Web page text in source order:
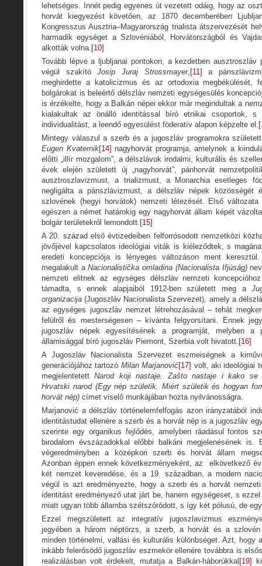
lehetséges. Innét pedig egyenes út vezetett odáig, hogy az
horvát kiegyezést követően, az 1870 decemberében
Kongresszus Ausztria–Magyarország trialista átszervezését
harmadik egységet a Szlovéniából, Horvátországból és
alkották volna. [10]
Tovább lépve a ljubljanai pontokon, a kezdetben
végül szakítóJosip Juraj Strossmayer, [11]
a
meghirdette a katolicizmus és az ortodoxia megbékülését,
bolgárokat is beleértő délszláv nemzeti egységesülés
is érzékelte, hogy a Balkán népei ekkor már megindultak a
kialakultak az önálló identitással bíró etnikai csoportok, s
individualitást, a leendő egyesülést föderatív alapon képzelte el.
Mintegy válaszul a szerb és a jugoszláv programokra
Eugen Kvaternik[14] nagyhorvát programja, amelynek a
előtti „illír mozgalom”, a délszlávok irodalmi, kulturális és
évek elején született új „nagyhorvát”, pánhorvát
ausztroszlavizmust, a trializmust, a Monarchia esetleges
negligálta a pánszlávizmust, a délszláv népek
szlovének (hegyi horvátok) nemzeti létezését. Első változata
egészen a német határokig egy nagyhorvát állam képét
bolgár területekről lemondott. [15]
A 20. század első évtizedeiben felforrósodott nemzetközi
jövőjével kapcsolatos ideológiai viták is kiéleződtek, s
eredeti koncepciója is lényeges változáson ment keresztül.
megalakult aNacionalistička omladina (Nacionalista Ifjúság)
nemzeti elitnek az egységes délszláv nemzeti
támadta, s ennek alapjaiból 1912-ben született meg a
organizacija(Jugoszláv Nacionalista Szervezet), amely a
az egységes jugoszláv nemzet létrehozásával – tehát
felülről és mesterségesen – kívánta felgyorsítani. Ennek
jugoszláv népek egyesítésének a programját, melyben a
államisággal bíró jugoszláv Piemont, Szerbia volt hivatott. [16]
A Jugoszláv Nacionalista Szervezet eszmeiségnek a
generációjához tartozó Milan Marjanović[17] volt, aki ideológiai
megjelentetettNarod koji nastaje. Zašto nastaje i kako se
Hrvatski narod (Egy nép születik. Miért születik és hogyan
horvát nép) címet viselő munkájában hozta nyilvánosságra.
Marjanović a délszláv történelemfelfogás azon irányzatából
identitástudat ellenére a szerb és a horvát nép is a jugoszláv
szerinte egy organikus fejlődés, amelyben ráadásul fontos
birodalom évszázadokkal előbbi balkáni megjelenésének
végeredményben a középkori szerb és horvát állam
Azonban éppen ennek következményeként, az elkövetkező
két nemzet keveredése, és a 19. században, a modern
végül is azt eredményezte, hogy a szerb és a horvát
identitást eredményező utat járt be, hanem egységeset, s
miatt ugyan több államba szétszóródott, s így két pólusú, de
Ezzel megszületett az integratív jugoszlavizmus
jegyében a három néptörzs, a szerb, a horvát és a szlovén
minden történelmi, vallási és kulturális különbséget. Azt, hogy
inkább felerősödő jugoszláv eszmekör ellenére továbbra is
realizálásban volt érdekelt, mutatja a Balkán-háborúkkal [19]